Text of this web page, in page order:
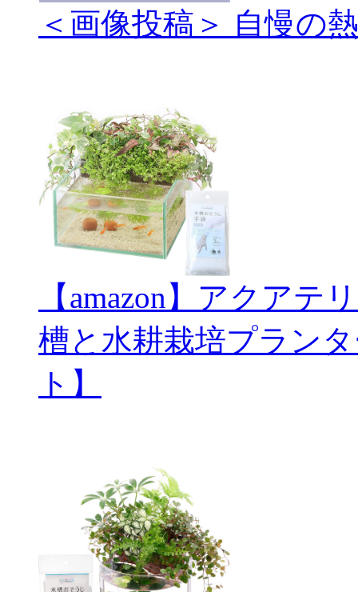
＜画像投稿＞ 自慢の
【amazon】アクアテ
槽と水耕栽培プラン
ト】